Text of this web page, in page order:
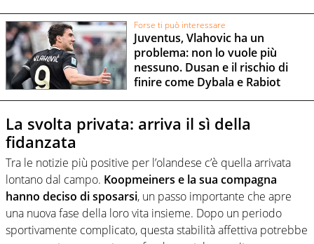
Forse ti può interessare
Juventus, Vlahovic ha un
problema: non lo vuole più
nessuno. Dusan e il rischio di
finire come Dybala e Rabiot
La svolta privata: arriva il sì della
fidanzata
Tra le notizie più positive per l’olandese c’è quella arrivata
lontano dal campo. Koopmeiners e la sua compagna
hanno deciso di sposarsi, un passo importante che apre
una nuova fase della loro vita insieme. Dopo un periodo
sportivamente complicato, questa stabilità affettiva potrebbe